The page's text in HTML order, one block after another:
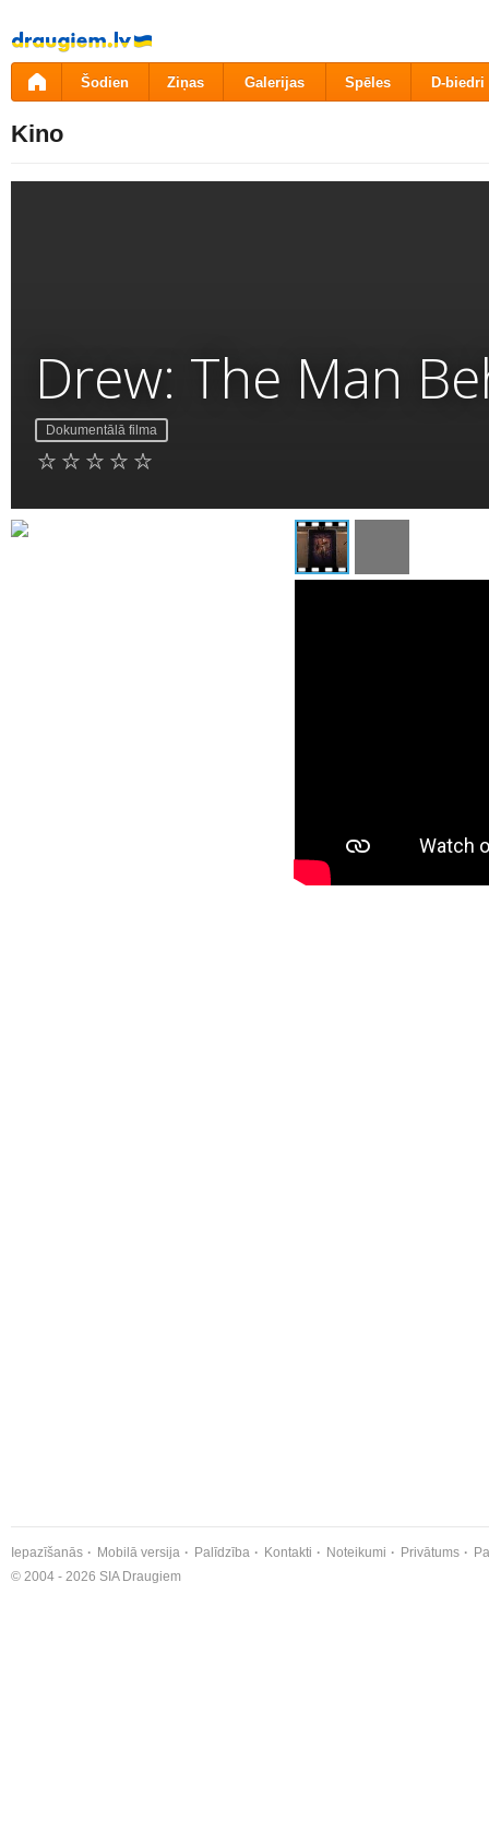
Pāriet
uz
saturu
Šodien Ziņas Galerijas Spēles D-biedri
Kino
Drew: The Man
Dokumentālā filma
Iepazīšanās Mobilā versija Palīdzība Kontakti Noteikumi Privātums
© 2004 - 2026 SIA Draugiem